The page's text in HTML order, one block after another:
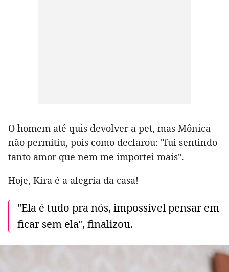
O homem até quis devolver a pet, mas Mônica
não permitiu, pois como declarou: "fui sentindo
tanto amor que nem me importei mais".
Hoje, Kira é a alegria da casa!
"Ela é tudo pra nós, impossível pensar em
ficar sem ela", finalizou.